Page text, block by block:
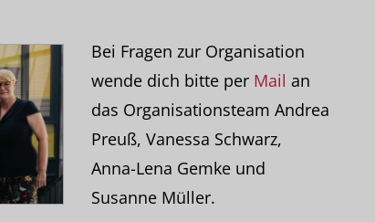
Bei Fragen zur Organisation
wende dich bitte per Mail an
das Organisationsteam Andrea
Preuß, Vanessa Schwarz,
Anna-Lena Gemke und
Susanne Müller.